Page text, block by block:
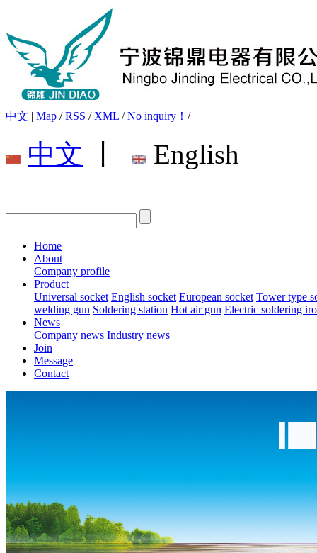
中文 | Map /RSS / XML /No inquiry！ /
中文 English
Home
About
Company profile
Product
Universal socket English socket European socket Tower type
welding gun Soldering station Hot air gun Electric soldering
News
Company news Industry news
Join
Message
Contact